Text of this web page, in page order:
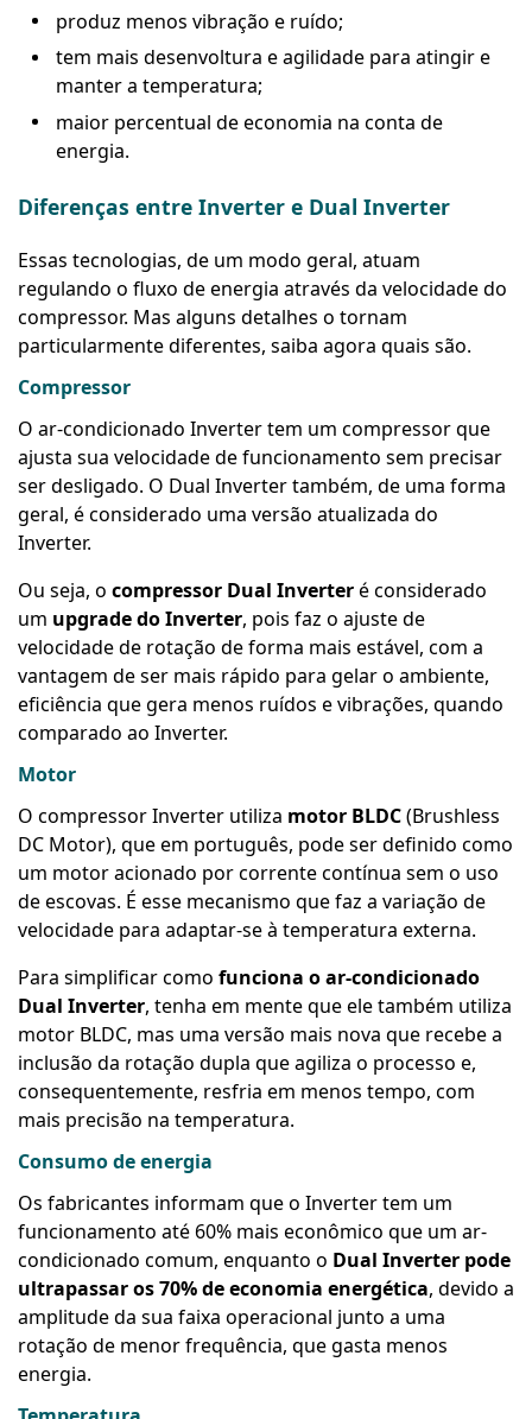
produz menos vibração e ruído;
tem mais desenvoltura e agilidade para atingir e
manter a temperatura;
maior percentual de economia na conta de
energia.
Diferenças entre Inverter e Dual Inverter
Essas tecnologias, de um modo geral, atuam
regulando o fluxo de energia através da velocidade do
compressor. Mas alguns detalhes o tornam
particularmente diferentes, saiba agora quais são.
Compressor
O ar-condicionado Inverter tem um compressor que
ajusta sua velocidade de funcionamento sem precisar
ser desligado. O Dual Inverter também, de uma forma
geral, é considerado uma versão atualizada do
Inverter.
Ou seja, o compressor Dual Inverteré considerado
um upgrade do Inverter, pois faz o ajuste de
velocidade de rotação de forma mais estável, com a
vantagem de ser mais rápido para gelar o ambiente,
eficiência que gera menos ruídos e vibrações, quando
comparado ao Inverter.
Motor
O compressor Inverter utiliza motor BLDC(Brushless
DC Motor), que em português, pode ser definido como
um motor acionado por corrente contínua sem o uso
de escovas. É esse mecanismo que faz a variação de
velocidade para adaptar-se à temperatura externa.
Para simplificar como funciona o ar-condicionado
Dual Inverter, tenha em mente que ele também utiliza
motor BLDC, mas uma versão mais nova que recebe a
inclusão da rotação dupla que agiliza o processo e,
consequentemente, resfria em menos tempo, com
mais precisão na temperatura.
Consumo de energia
Os fabricantes informam que o Inverter tem um
funcionamento até 60% mais econômico que um ar-
condicionado comum, enquanto o Dual Inverter pode
ultrapassar os 70% de economia energética, devido a
amplitude da sua faixa operacional junto a uma
rotação de menor frequência, que gasta menos
energia.